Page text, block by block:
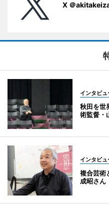
X ＠
インタビュ
秋田を世
術監督・
インタビュ
複合芸術
成昭さん